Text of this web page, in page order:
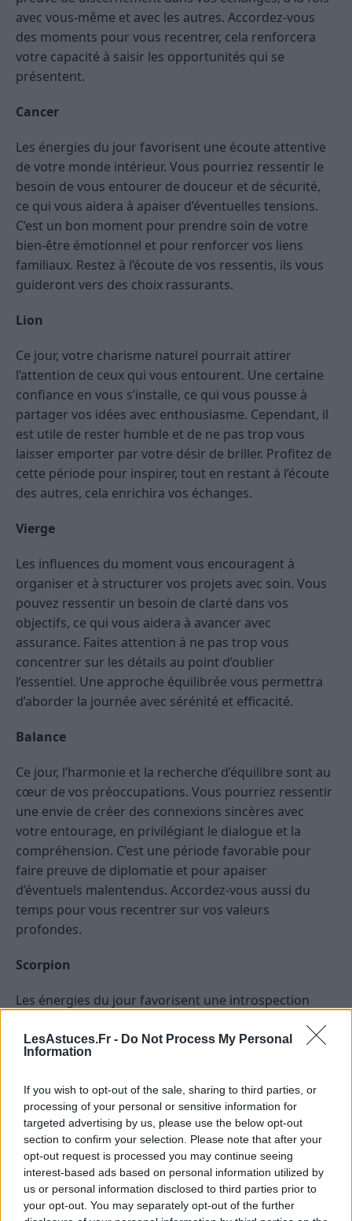
LesAstuces.Fr - Do Not Process My Personal
Information
If you wish to opt-out of the sale, sharing to third parties, or
processing of your personal or sensitive information for
targeted advertising by us, please use the below opt-out
section to confirm your selection. Please note that after your
opt-out request is processed you may continue seeing
interest-based ads based on personal information utilized by
us or personal information disclosed to third parties prior to
your opt-out. You may separately opt-out of the further
avec vous-même et avec les autres. Accordez-vous
des moments pour vous recentrer, cela renforcera
votre capacité à saisir les opportunités qui se
présentent.
Cancer
Les énergies du jour favorisent une écoute attentive
de votre monde intérieur. Vous pourriez ressentir le
besoin de vous entourer de douceur et de sécurité,
ce qui vous aidera à apaiser d’éventuelles tensions.
C’est un bon moment pour prendre soin de votre
bien-être émotionnel et pour renforcer vos liens
familiaux. Restez à l’écoute de vos ressentis, ils vous
guideront vers des choix rassurants.
Lion
Ce jour, votre charisme naturel pourrait attirer
l’attention de ceux qui vous entourent. Une certaine
confiance en vous s’installe, ce qui vous pousse à
partager vos idées avec enthousiasme. Cependant, il
est utile de rester humble et de ne pas trop vous
laisser emporter par votre désir de briller. Profitez de
cette période pour inspirer, tout en restant à l’écoute
des autres, cela enrichira vos échanges.
Vierge
Les influences du moment vous encouragent à
organiser et à structurer vos projets avec soin. Vous
pouvez ressentir un besoin de clarté dans vos
objectifs, ce qui vous aidera à avancer avec
assurance. Faites attention à ne pas trop vous
concentrer sur les détails au point d’oublier
l’essentiel. Une approche équilibrée vous permettra
d’aborder la journée avec sérénité et efficacité.
Balance
Ce jour, l’harmonie et la recherche d’équilibre sont au
cœur de vos préoccupations. Vous pourriez ressentir
une envie de créer des connexions sincères avec
votre entourage, en privilégiant le dialogue et la
compréhension. C’est une période favorable pour
faire preuve de diplomatie et pour apaiser
d’éventuels malentendus. Accordez-vous aussi du
temps pour vous recentrer sur vos valeurs
profondes.
Scorpion
Les énergies du jour favorisent une introspection
clarifier vos sentiments ou de faire le point sur
certains aspects de votre vie. La patience sera votre
Faites attention à ne pas vous laisser envahir par des
pensées négatives; canalisez votre énergie vers des
activités qui vous apportent du bien-être intérieur.
Sagittaire
Une envie d’aventure ou de nouveauté pourrait